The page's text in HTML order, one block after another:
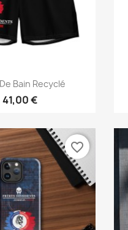
rapide
Bain Recyclé
41,00 €
favorite_border